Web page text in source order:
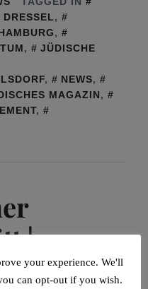
,
,
,
JÜDISCHE
, NEWS,
MAGAZIN,
,
|
your experience. We'll
can opt-out if you wish.